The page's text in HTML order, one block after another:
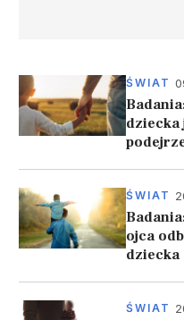
ŚWIAT
dziecka
ŚWIAT
ojca
dziecka
ŚWIAT